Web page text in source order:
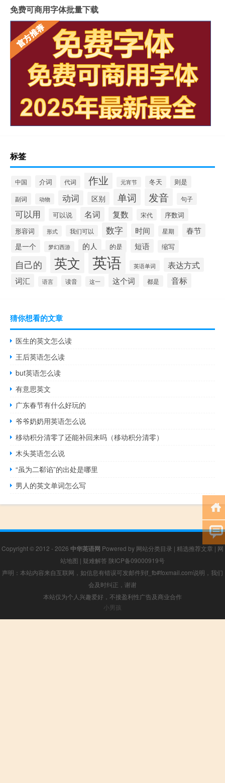
免费可商用字体批量下载
标签
中国 介词 代词 作业 元宵节 冬天
则是
副词
动物 动词 区别 单词 发音 句子
可以用 可以说 名词 复数 宋代
序数词
形容词
形式 我们可以 数字 时间 星期 春节
是一个 梦幻西游 的人 的是 短语 缩写
自己的 英文 英语 英语单词 表达方式
词汇 语言 读音 这一 这个词 都是 音标
猜你想看的文章
医生的英文怎么读
王后英语怎么读
but英语怎么读
有意思英文
广东春节有什么好玩的
爷爷奶奶用英语怎么说
移动积分清零了还能补回来吗（移动积分清零）
木头英语怎么说
“虽为二郗谄”的出处是哪里
男人的英文单词怎么写
Copyright © 2012 - 2026 中华英语网 Powered by 网站分类目录 | 精选推荐文章 | 网
站地图 | 疑难解答 陕ICP备09000919号
声明：本站内容来自互联网，如信息有错误可发邮件到f_fb#foxmail.com说明，我们
会及时纠正，谢谢
本站仅为个人兴趣爱好，不接盈利性广告及商业合作
小男孩